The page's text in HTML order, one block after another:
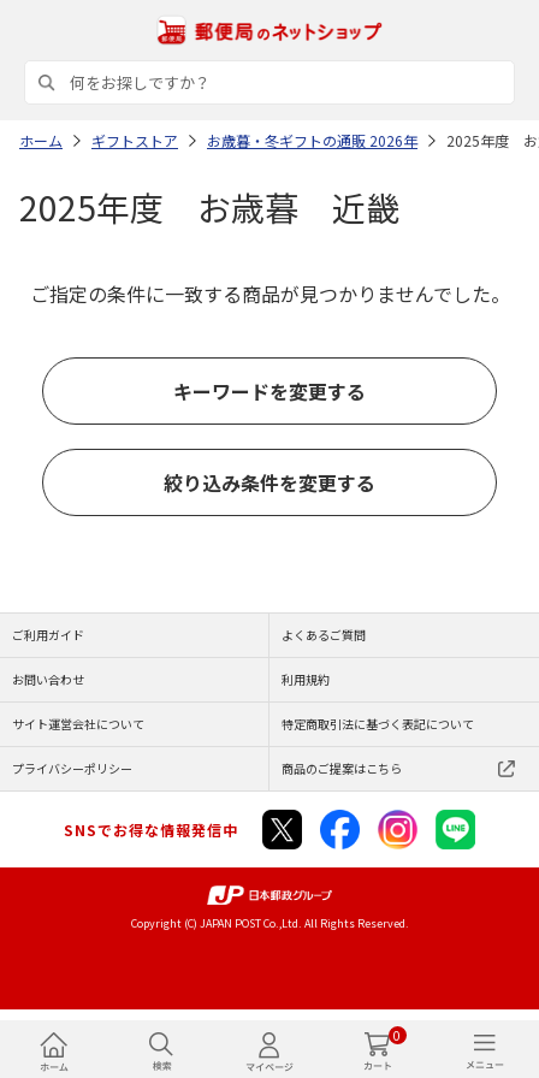
0
ホーム ギフトストア お歳暮・冬ギフトの通販 2026年 2025年度
2025年度 お歳暮 近畿
ご指定の条件に一致する商品が見つかりませんでした。
キーワードを変更する
絞り込み条件を変更する
ご利用ガイド よくあるご質問
お問い合わせ 利用規約
サイト運営会社について 特定商取引法に基づく表記について
プライバシーポリシー 商品のご提案はこちら
SNSでお得な情報発信中
Copyright (C) JAPAN POST Co.,Ltd. All Rights Reserved.